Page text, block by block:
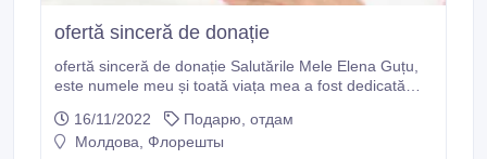
ofertă sinceră de donație
ofertă sinceră de donație Salutările Mele Elena Guțu,
este numele meu și toată viața mea a fost dedicată
Dar astăzi sunt țintuit la pat în urma unei leucodistrofii
incurabile (cancer); vă contactez ca donator pentru a
16/11/2022
Подарю, отдам
Молдова, Флорешты